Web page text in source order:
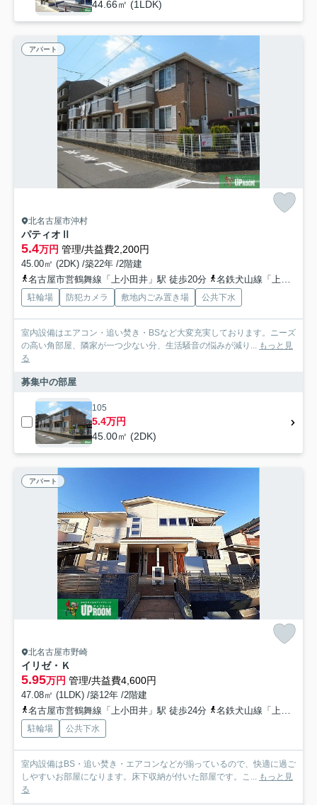
44.66㎡ (1LDK)
アパート
北名古屋市沖村
パティオⅡ
5.4万円 管理/共益費2,200円
45.00㎡ (2DK) /築22年 /2階建
名古屋市営鶴舞線「上小田井」駅 徒歩20分
名鉄犬山線「上小田井」駅 徒歩20分
駐輪場 防犯カメラ 敷地内ごみ置き場 公共下水
室内設備はエアコン・追い焚き・BSなど大変充実しております。ニーズ
の高い角部屋、隣家が一つ少ない分、生活騒音の悩みが減り...
もっと見
る
募集中の部屋
105
5.4万円
45.00㎡ (2DK)
アパート
北名古屋市野崎
イリゼ・Ｋ
5.95万円 管理/共益費4,600円
47.08㎡ (1LDK) /築12年 /2階建
名古屋市営鶴舞線「上小田井」駅 徒歩24分
名鉄犬山線「上小田井」駅 徒歩24分
駐輪場 公共下水
室内設備はBS・追い焚き・エアコンなどが揃っているので、快適に過ご
しやすいお部屋になります。床下収納が付いた部屋です。こ...
もっと見
る